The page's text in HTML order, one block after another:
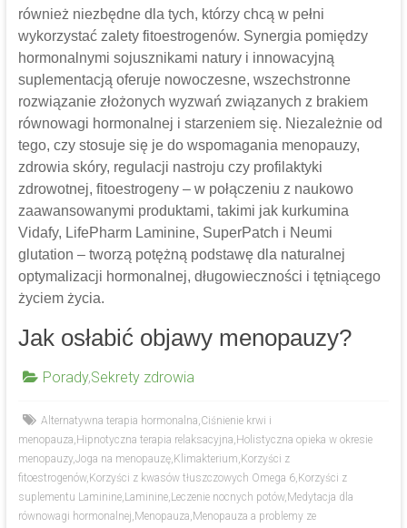
również niezbędne dla tych, którzy chcą w pełni
wykorzystać zalety fitoestrogenów. Synergia pomiędzy
hormonalnymi sojusznikami natury i innowacyjną
suplementacją oferuje nowoczesne, wszechstronne
rozwiązanie złożonych wyzwań związanych z brakiem
równowagi hormonalnej i starzeniem się. Niezależnie od
tego, czy stosuje się je do wspomagania menopauzy,
zdrowia skóry, regulacji nastroju czy profilaktyki
zdrowotnej, fitoestrogeny – w połączeniu z naukowo
zaawansowanymi produktami, takimi jak kurkumina
Vidafy, LifePharm Laminine, SuperPatch i Neumi
glutation – tworzą potężną podstawę dla naturalnej
optymalizacji hormonalnej, długowieczności i tętniącego
życiem życia.
Jak osłabić objawy menopauzy?
Porady,Sekrety zdrowia
Alternatywna terapia hormonalna,Ciśnienie krwi i
menopauza, Hipnotyczna terapia relaksacyjna, Holistyczna opieka w okresie
menopauzy,Joga na menopauzę, Klimakterium, Korzyści z
fitoestrogenów, Korzyści z kwasów tłuszczowych Omega 6, Korzyści z
suplementu Laminine, Laminine, Leczenie nocnych potów, Medytacja dla
równowagi hormonalnej, Menopauza, Menopauza a problemy ze